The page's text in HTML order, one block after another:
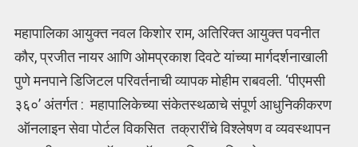
महापालिका आयुक्त नवल किशोर राम, अतिरिक्त आयुक्त पवनीत
कौर, प्रजीत नायर आणि ओमप्रकाश दिवटे यांच्या मार्गदर्शनाखाली
पुणे मनपाने डिजिटल परिवर्तनाची व्यापक मोहीम राबवली. ‘पीएमसी
३६०’ अंतर्गत : महापालिकेच्या संकेतस्थळाचे संपूर्ण आधुनिकीकरण
ऑनलाइन सेवा पोर्टल विकसित तक्रारींचे विश्लेषण व व्यवस्थापन